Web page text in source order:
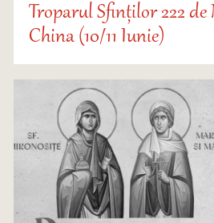
Troparul Sfinților 222
China (10/11 Iunie)